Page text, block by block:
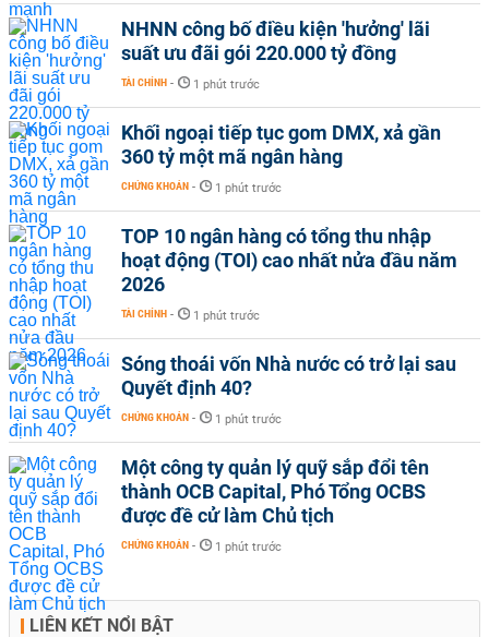
NHNN công bố điều kiện 'hưởng' lãi
suất ưu đãi gói 220.000 tỷ đồng
TÀI CHÍNH - 1 phút trước
Khối ngoại tiếp tục gom DMX, xả gần
360 tỷ một mã ngân hàng
CHỨNG KHOÁN - 1 phút trước
TOP 10 ngân hàng có tổng thu nhập
hoạt động (TOI) cao nhất nửa đầu năm
2026
TÀI CHÍNH - 1 phút trước
Sóng thoái vốn Nhà nước có trở lại sau
Quyết định 40?
CHỨNG KHOÁN - 1 phút trước
Một công ty quản lý quỹ sắp đổi tên
thành OCB Capital, Phó Tổng OCBS
được đề cử làm Chủ tịch
CHỨNG KHOÁN - 1 phút trước
LIÊN KẾT NỔI BẬT